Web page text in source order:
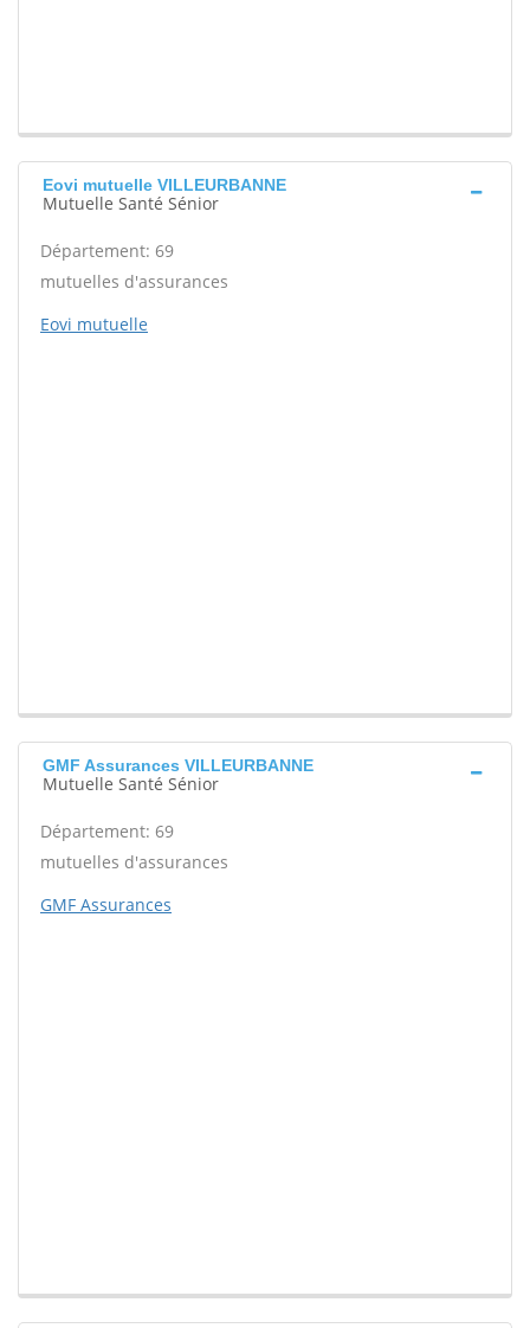
Eovi mutuelle VILLEURBANNE
Mutuelle Santé Sénior
Département: 69
mutuelles d'assurances
Eovi mutuelle
GMF Assurances VILLEURBANNE
Mutuelle Santé Sénior
Département: 69
mutuelles d'assurances
GMF Assurances